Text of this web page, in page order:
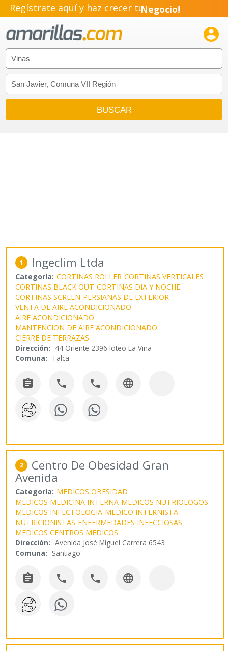
Regístrate aquí y haz crecer tuNegocio!
Emprendimiento!

1 Ingeclim Ltda
Categoría: CORTINAS ROLLER CORTINAS VERTICALES
CORTINAS BLACK OUT CORTINAS DIA Y NOCHE
CORTINAS SCREEN PERSIANAS DE EXTERIOR
VENTA DE AIRE ACONDICIONADO
AIRE ACONDICIONADO
MANTENCION DE AIRE ACONDICIONADO
CIERRE DE TERRAZAS
Dirección: 44 Oriente 2396 loteo La Viña
Comuna: Talca
   
2 Centro De Obesidad Gran
Avenida
Categoría: MEDICOS OBESIDAD
MEDICOS MEDICINA INTERNA MEDICOS NUTRIOLOGOS
MEDICOS INFECTOLOGIA MEDICO INTERNISTA
NUTRICIONISTAS ENFERMEDADES INFECCIOSAS
MEDICOS CENTROS MEDICOS
Dirección: Avenida José Miguel Carrera 6543
Comuna: Santiago
   